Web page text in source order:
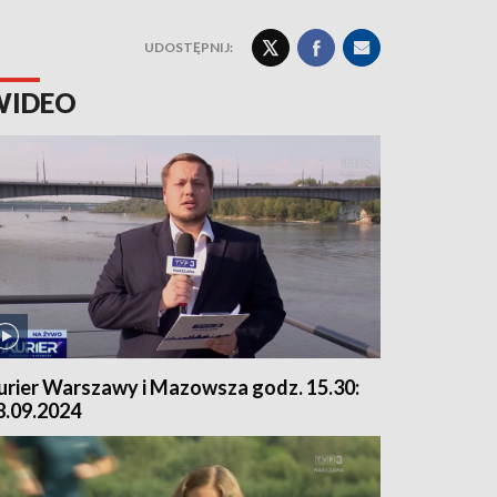
UDOSTĘPNIJ:
Warszawy i Mazowsza godz. 15.30: